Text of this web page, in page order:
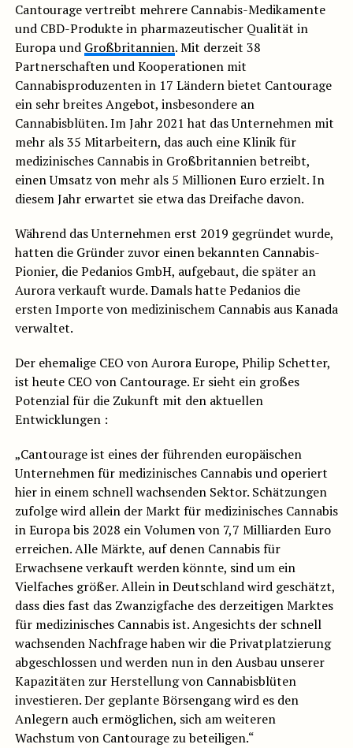
Cantourage vertreibt mehrere Cannabis-Medikamente
und CBD-Produkte in pharmazeutischer Qualität in
Europa und Großbritannien. Mit derzeit 38
Partnerschaften und Kooperationen mit
Cannabisproduzenten in 17 Ländern bietet Cantourage
ein sehr breites Angebot, insbesondere an
Cannabisblüten. Im Jahr 2021 hat das Unternehmen mit
mehr als 35 Mitarbeitern, das auch eine Klinik für
medizinisches Cannabis in Großbritannien betreibt,
einen Umsatz von mehr als 5 Millionen Euro erzielt. In
diesem Jahr erwartet sie etwa das Dreifache davon.
Während das Unternehmen erst 2019 gegründet wurde,
hatten die Gründer zuvor einen bekannten Cannabis-
Pionier, die Pedanios GmbH, aufgebaut, die später an
Aurora verkauft wurde. Damals hatte Pedanios die
ersten Importe von medizinischem Cannabis aus Kanada
verwaltet.
Der ehemalige CEO von Aurora Europe, Philip Schetter,
ist heute CEO von Cantourage. Er sieht ein großes
Potenzial für die Zukunft mit den aktuellen
Entwicklungen :
„Cantourage ist eines der führenden europäischen
Unternehmen für medizinisches Cannabis und operiert
hier in einem schnell wachsenden Sektor. Schätzungen
zufolge wird allein der Markt für medizinisches Cannabis
in Europa bis 2028 ein Volumen von 7,7 Milliarden Euro
erreichen. Alle Märkte, auf denen Cannabis für
Erwachsene verkauft werden könnte, sind um ein
Vielfaches größer. Allein in Deutschland wird geschätzt,
dass dies fast das Zwanzigfache des derzeitigen Marktes
für medizinisches Cannabis ist. Angesichts der schnell
wachsenden Nachfrage haben wir die Privatplatzierung
abgeschlossen und werden nun in den Ausbau unserer
Kapazitäten zur Herstellung von Cannabisblüten
investieren. Der geplante Börsengang wird es den
Anlegern auch ermöglichen, sich am weiteren
Wachstum von Cantourage zu beteiligen.“